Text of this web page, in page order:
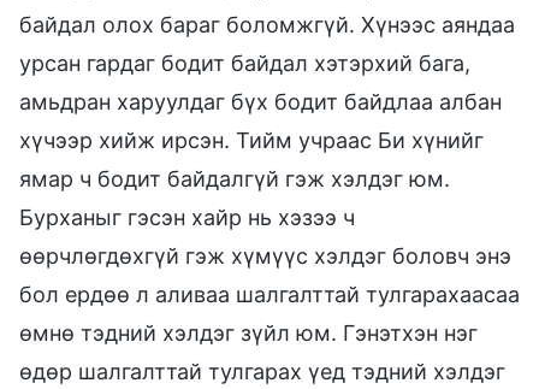
байдал олох бараг боломжгүй. Хүнээс аяндаа
урсан гардаг бодит байдал хэтэрхий бага,
амьдран харуулдаг бүх бодит байдлаа албан
хүчээр хийж ирсэн. Тийм учраас Би хүнийг
ямар ч бодит байдалгүй гэж хэлдэг юм.
Бурханыг гэсэн хайр нь хэзээ ч
өөрчлөгдөхгүй гэж хүмүүс хэлдэг боловч энэ
бол ердөө л аливаа шалгалттай тулгарахаасаа
өмнө тэдний хэлдэг зүйл юм. Гэнэтхэн нэг
өдөр шалгалттай тулгарах үед тэдний хэлдэг